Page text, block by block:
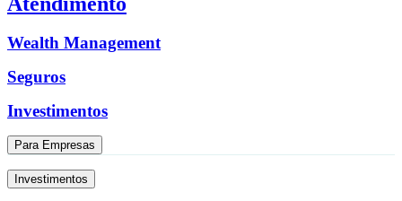
Wealth Management
Seguros
Investimentos
Para Empresas
Investimentos